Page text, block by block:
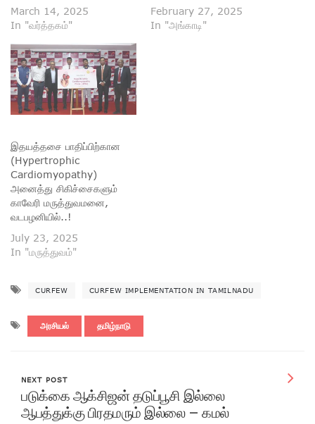
March 14, 2025
In "வர்த்தகம்"
February 27, 2025
In "அங்காடி"
இதயத்தசை பாதிப்பிற்கான
(Hypertrophic
Cardiomyopathy)
அனைத்து சிகிச்சைகளும்
காவேரி மருத்துவமனை,
வடபழனியில்..!
July 23, 2025
In "மருத்துவம்"
CURFEW CURFEW IMPLEMENTATION IN TAMILNADU
அரசியல் தமிழ்நாடு
NEXT POST
படுக்கை ஆக்சிஜன் தடுப்பூசி இல்லை
ஆபத்துக்கு பிரதமரும் இல்லை – கமல்